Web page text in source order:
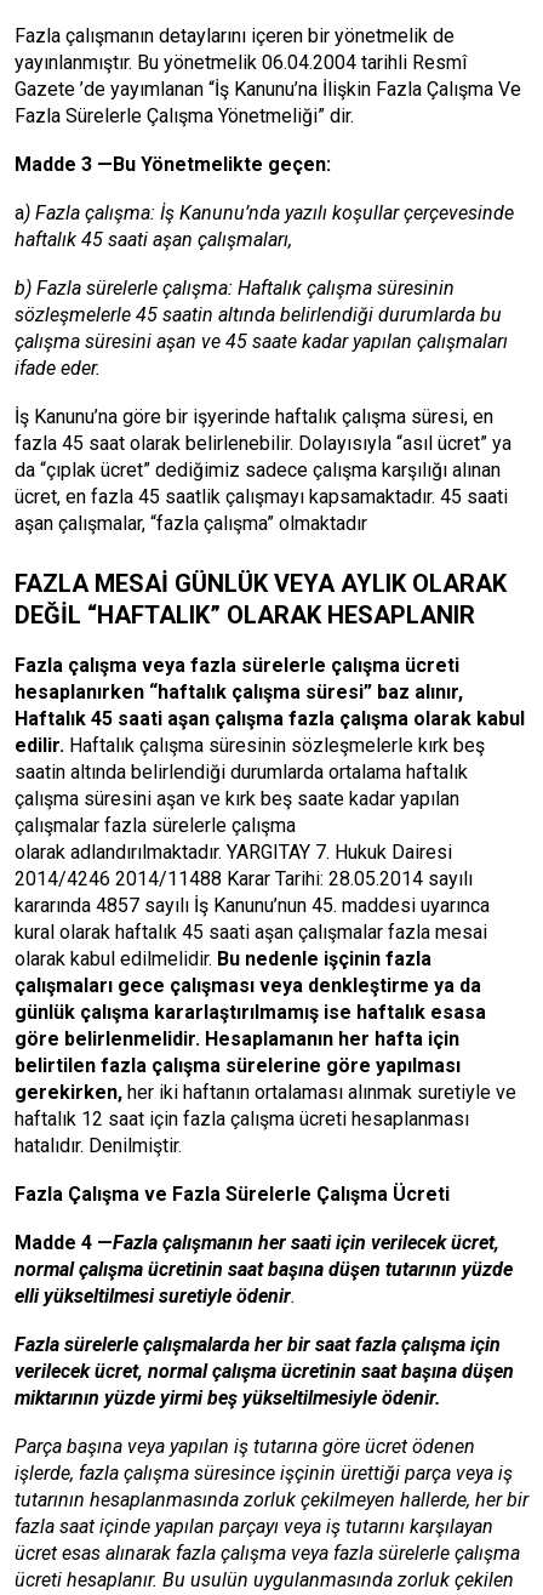
Fazla çalışmanın detaylarını içeren bir yönetmelik de
yayınlanmıştır. Bu yönetmelik 06.04.2004 tarihli Resmî
Gazete ’de yayımlanan “İş Kanunu’na İlişkin Fazla Çalışma Ve
Fazla Sürelerle Çalışma Yönetmeliği” dir.
Madde 3 —Bu Yönetmelikte geçen:
a) Fazla çalışma: İş Kanunu’nda yazılı koşullar çerçevesinde
haftalık 45 saati aşan çalışmaları,
b) Fazla sürelerle çalışma: Haftalık çalışma süresinin
sözleşmelerle 45 saatin altında belirlendiği durumlarda bu
çalışma süresini aşan ve 45 saate kadar yapılan çalışmaları
ifade eder.
İş Kanunu’na göre bir işyerinde haftalık çalışma süresi, en
fazla 45 saat olarak belirlenebilir. Dolayısıyla “asıl ücret” ya
da “çıplak ücret” dediğimiz sadece çalışma karşılığı alınan
ücret, en fazla 45 saatlik çalışmayı kapsamaktadır. 45 saati
aşan çalışmalar, “fazla çalışma” olmaktadır
FAZLA MESAİ GÜNLÜK VEYA AYLIK OLARAK
DEĞİL “HAFTALIK” OLARAK HESAPLANIR
Fazla çalışma veya fazla sürelerle çalışma ücreti
hesaplanırken “haftalık çalışma süresi” baz alınır,
Haftalık 45 saati aşan çalışma fazla çalışma olarak kabul
edilir. Haftalık çalışma süresinin sözleşmelerle kırk beş
saatin altında belirlendiği durumlarda ortalama haftalık
çalışma süresini aşan ve kırk beş saate kadar yapılan
çalışmalar fazla sürelerle çalışma
olarak adlandırılmaktadır. YARGITAY 7. Hukuk Dairesi
2014/4246 2014/11488 Karar Tarihi: 28.05.2014 sayılı
kararında 4857 sayılı İş Kanunu’nun 45. maddesi uyarınca
kural olarak haftalık 45 saati aşan çalışmalar fazla mesai
olarak kabul edilmelidir. Bu nedenle işçinin fazla
çalışmaları gece çalışması veya denkleştirme ya da
günlük çalışma kararlaştırılmamış ise haftalık esasa
göre belirlenmelidir. Hesaplamanın her hafta için
belirtilen fazla çalışma sürelerine göre yapılması
gerekirken, her iki haftanın ortalaması alınmak suretiyle ve
haftalık 12 saat için fazla çalışma ücreti hesaplanması
hatalıdır. Denilmiştir.
Fazla Çalışma ve Fazla Sürelerle Çalışma Ücreti
Madde 4 —Fazla çalışmanın her saati için verilecek ücret,
normal çalışma ücretinin saat başına düşen tutarının yüzde
elli yükseltilmesi suretiyle ödenir.
Fazla sürelerle çalışmalarda her bir saat fazla çalışma için
verilecek ücret, normal çalışma ücretinin saat başına düşen
miktarının yüzde yirmi beş yükseltilmesiyle ödenir.
Parça başına veya yapılan iş tutarına göre ücret ödenen
işlerde, fazla çalışma süresince işçinin ürettiği parça veya iş
tutarının hesaplanmasında zorluk çekilmeyen hallerde, her bir
fazla saat içinde yapılan parçayı veya iş tutarını karşılayan
ücret esas alınarak fazla çalışma veya fazla sürelerle çalışma
ücreti hesaplanır. Bu usulün uygulanmasında zorluk çekilen